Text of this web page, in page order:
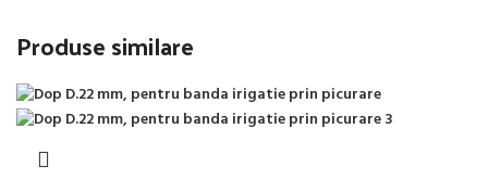
Produse similare